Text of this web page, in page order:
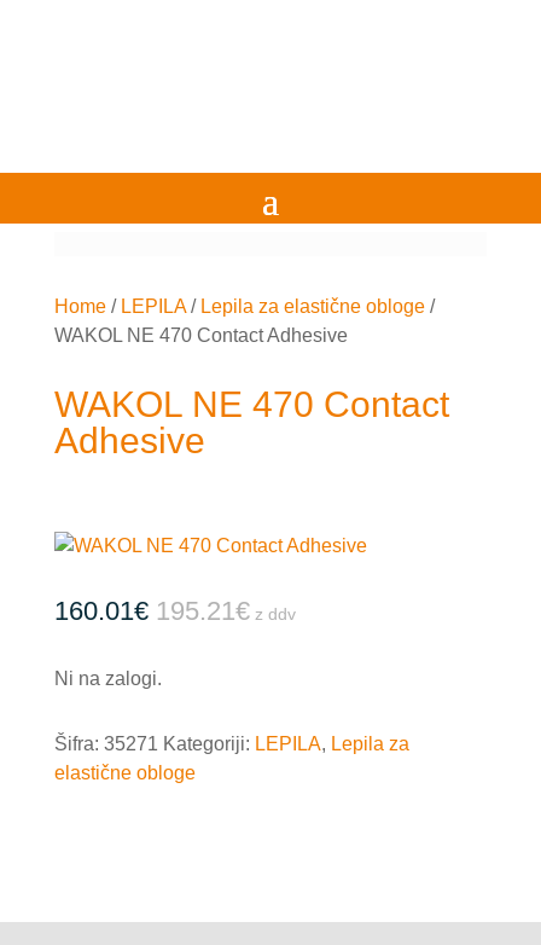
Home/ LEPILA/ Lepila za elastične obloge/
WAKOL NE 470 Contact Adhesive
WAKOL NE 470 Contact
Adhesive
160.01€ 195.21€z ddv
Ni na zalogi.
Šifra: 35271 Kategoriji: LEPILA, Lepila za
elastične obloge